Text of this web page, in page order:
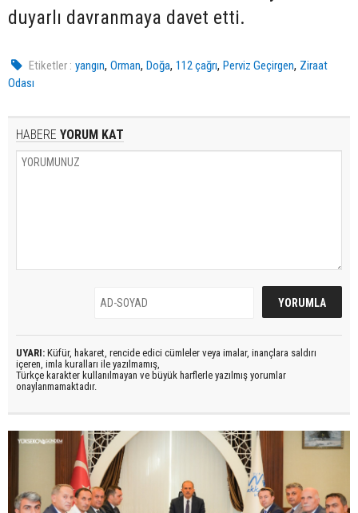
duyarlı davranmaya davet etti.
Etiketler : yangın,Orman,Doğa,112 çağrı,Perviz Geçirgen, Ziraat
Odası
HABERE YORUM KAT
UYARI: Küfür, hakaret, rencide edici cümleler veya imalar, inançlara saldırı
içeren, imla kuralları ile yazılmamış,
Türkçe karakter kullanılmayan ve büyük harflerle yazılmış yorumlar
onaylanmamaktadır.